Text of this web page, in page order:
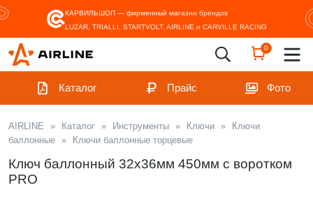
КАРВИЛЬШОП — фирменный магазин брендов
LUZAR, TRIALLI, STARTVOLT, AIRLINE и CARVILLE RACING
0
Каталог Прайс Фото
AIRLINE » Каталог » Инструменты » Ключи »
Ключи
баллонные » Ключи баллонные торцевые
Ключ баллонный 32x36мм 450мм с воротком
PRO